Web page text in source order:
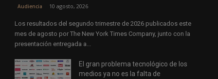
Audiencia 10 agosto, 2026
Los resultados del segundo trimestre de 2026 publicados este
mes de agosto por The New York Times Company, junto con la
presentación entregada a...
El gran problema tecnológico de los
medios ya no es la falta de